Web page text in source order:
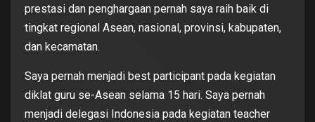
prestasi dan penghargaan pernah saya raih baik di
tingkat regional Asean, nasional, provinsi, kabupaten,
dan kecamatan.
Saya pernah menjadi best participant pada kegiatan
diklat guru se-Asean selama 15 hari. Saya pernah
menjadi delegasi Indonesia pada kegiatan teacher